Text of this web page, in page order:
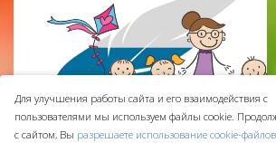
МБДОУ ДС "Аленушка" © 2016-
Для улучшения работы сайта и его взаимодействия с
пользователями мы используем файлы cookie.
с сайтом, Вы разрешаете использование cookie-файлов